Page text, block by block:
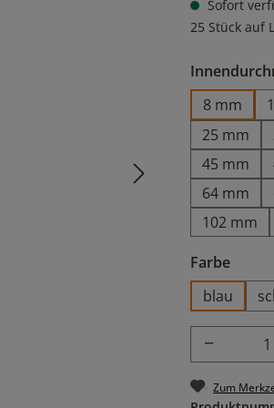
Sofort
25 Stück auf
8 mm
25 mm
45 mm
64 mm
102 mm
Farbe
blau
Zum